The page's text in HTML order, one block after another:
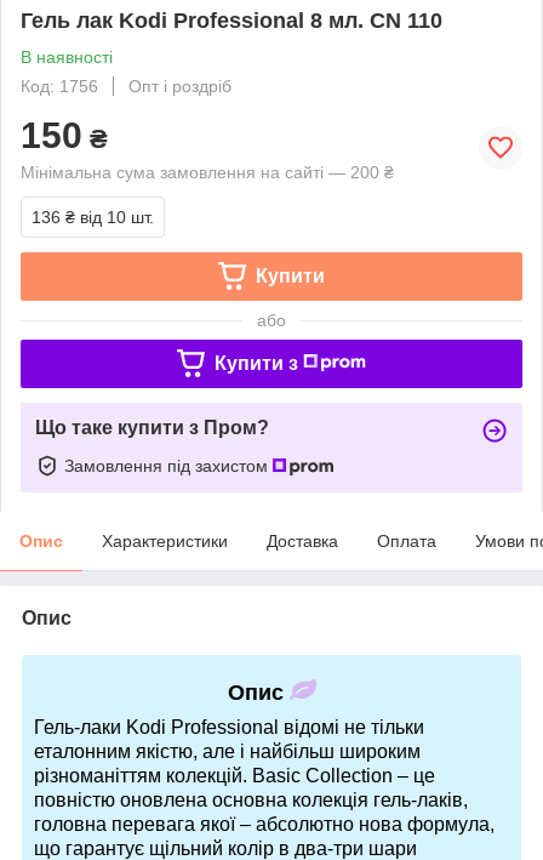
Гель лак Kodi Professional 8 мл. CN 110
В наявності
Код: 1756
Опт і роздріб
150 ₴
Мінімальна сума замовлення на сайті — 200 ₴
136 ₴ від 10 шт.
Купити
або
Купити з
Що таке купити з Пром?
Замовлення під захистом
Опис Характеристики Доставка Оплата Умови
Опис
Опис
Гель-лаки Kodi Professional відомі не тільки
еталонним якістю, але і найбільш широким
різноманіттям колекцій. Basic Collection – це
повністю оновлена основна колекція гель-лаків,
головна перевага якої – абсолютно нова формула,
що гарантує щільний колір в два-три шари